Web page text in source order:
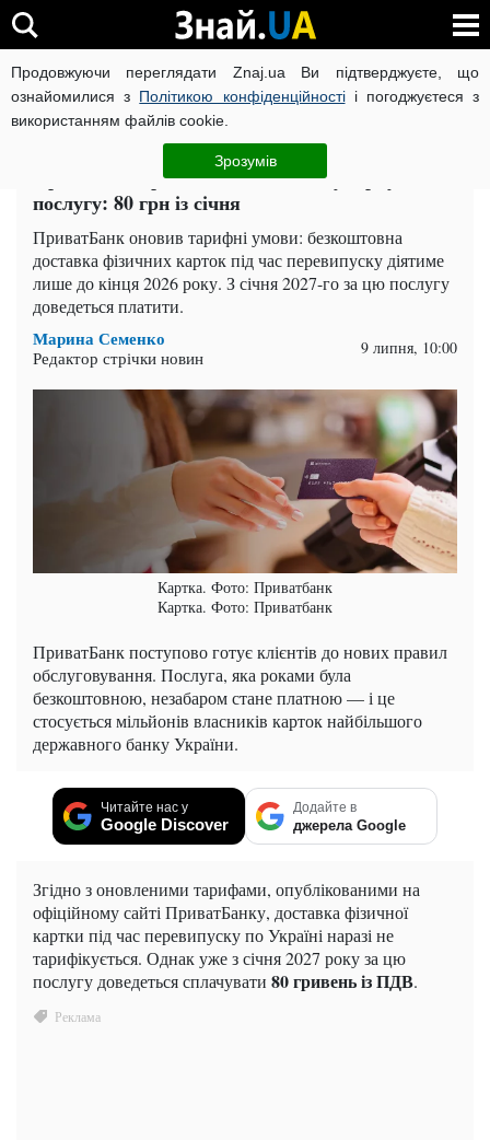
Продовжуючи переглядати Znaj.ua Ви підтверджуєте, що
ознайомилися з Політикою конфіденційностіі погоджуєтеся з
використанням файлів cookie.
Зрозумів
ВІЙНА РОСІЇ ПРОТИ УКРАЇНИ КОРОНАВІРУС В УКРАЇНІ
ЧИТАТЬ НА РУССКОМ
ПриватБанк робить платною популярну
послугу: 80 грн із січня
ПриватБанк оновив тарифні умови: безкоштовна
доставка фізичних карток під час перевипуску діятиме
лише до кінця 2026 року. З січня 2027-го за цю послугу
доведеться платити.
Марина Семенко
Редактор стрічки новин 9 липня, 10:00
Картка. Фото: Приватбанк
Картка. Фото: Приватбанк
ПриватБанк поступово готує клієнтів до нових правил
обслуговування. Послуга, яка роками була
безкоштовною, незабаром стане платною — і це
стосується мільйонів власників карток найбільшого
державного банку України.
Читайте нас у
Google Discover
Додайте в
джерела Google
Згідно з оновленими тарифами, опублікованими на
офіційному сайті ПриватБанку, доставка фізичної
картки під час перевипуску по Україні наразі не
тарифікується. Однак уже з січня 2027 року за цю
послугу доведеться сплачувати 80 гривень із ПДВ.